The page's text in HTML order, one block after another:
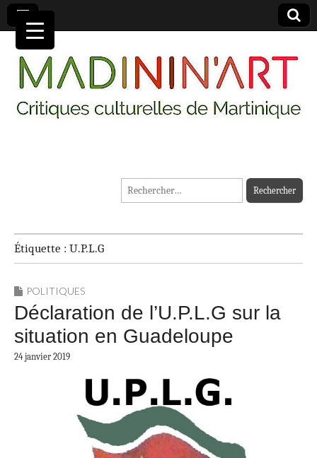
MADININ'ART
Rechercher :
Étiquette : U.P.L.G
POLITIQUES
Déclaration de l’U.P.L.G sur la
situation en Guadeloupe
24 janvier 2019